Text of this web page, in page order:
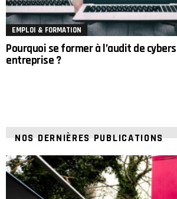
EMPLOI & FORMATION
Pourquoi se former à l’audit de
entreprise ?
NOS DERNIÈRES PUBLICATIONS